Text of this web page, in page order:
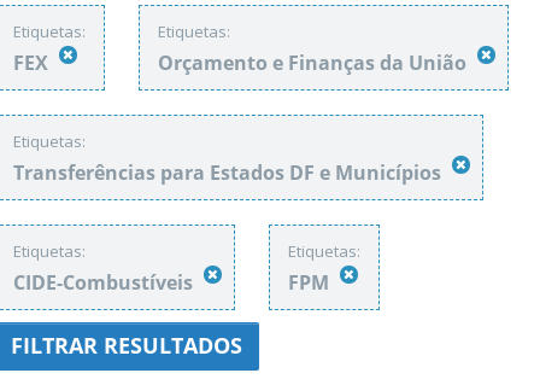
Etiquetas:
FEX
Etiquetas:
Orçamento e Finanças da União
Etiquetas:
Transferências para Estados DF e Municípios
Etiquetas:
CIDE-Combustíveis
Etiquetas:
FPM
FILTRAR RESULTADOS